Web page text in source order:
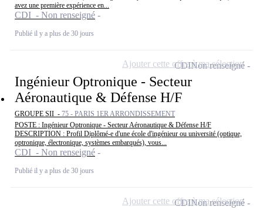
avez une première expérience en...
CDI - Non renseigné
Publié il y a plus de 30 jours
Ingénieur Optronique - Secteur
Aéronautique & Défense H/F
GROUPE SII - 75 - PARIS 1ER ARRONDISSEMENT
POSTE : Ingénieur Optronique - Secteur Aéronautique & Défense H/F
DESCRIPTION : Profil Diplômé-e d'une école d'ingénieur ou université (optique,
optronique, électronique, systèmes embarqués), vous...
CDI - Non renseigné
Publié il y a plus de 30 jours
CDINon renseigné
Ajouter cette offre à ma sélection
CDINon renseigné
Ajouter cette offre à ma sélection